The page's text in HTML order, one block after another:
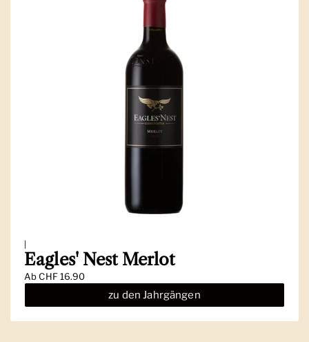
Eagles' Nest Merlot
AbCHF 16.90
zu den Jahrgängen